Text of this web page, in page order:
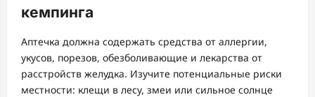
кемпинга
Аптечка должна содержать средства от аллергии,
укусов, порезов, обезболивающие и лекарства от
расстройств желудка. Изучите потенциальные риски
местности: клещи в лесу, змеи или сильное солнце